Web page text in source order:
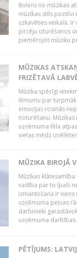
Ikviens no mūzikas
mūzikas stils pozitīvi
uzkavēties veikalā.
pircēju izturēšanos
piemērojot mūziku
MŪZIKAS
FRIZĒTAVĀ
Mūzika spēcīgi
lēmumu par
emocijas rosinās
noturēšanu.
uzņēmuma tēla
vietas mēdz
MŪZIKA BIROJĀ
Mūzikas
vadība par to īpaši
izmantošana ir
uzņēmuma peļņas
darbinieki
uzņēmuma
PĒTĪJUMS: